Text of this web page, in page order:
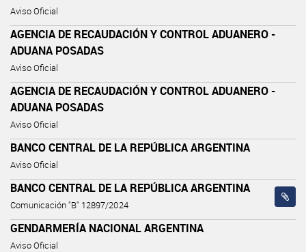
Aviso Oficial
AGENCIA DE RECAUDACIÓN Y CONTROL ADUANERO -
ADUANA POSADAS
Aviso Oficial
AGENCIA DE RECAUDACIÓN Y CONTROL ADUANERO -
ADUANA POSADAS
Aviso Oficial
BANCO CENTRAL DE LA REPÚBLICA ARGENTINA
Aviso Oficial
BANCO CENTRAL DE LA REPÚBLICA ARGENTINA
Comunicación "B" 12897/2024
GENDARMERÍA NACIONAL ARGENTINA
Aviso Oficial